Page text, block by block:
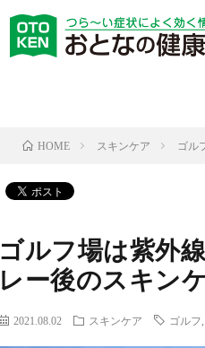
HOME スキンケア ゴル
ゴルフ場は紫外
レー後のスキン
2021.08.02 スキンケア ゴルフ